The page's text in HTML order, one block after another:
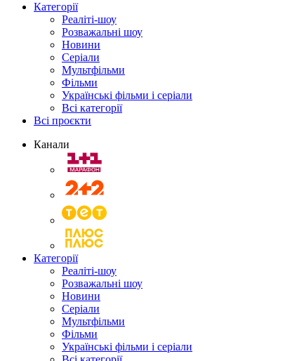
Категорії
Реаліті-шоу
Розважальні шоу
Новини
Серіали
Мультфільми
Фільми
Українські фільми і серіали
Всі категорії
Всі проєкти
Канали
Категорії
Реаліті-шоу
Розважальні шоу
Новини
Серіали
Мультфільми
Фільми
Українські фільми і серіали